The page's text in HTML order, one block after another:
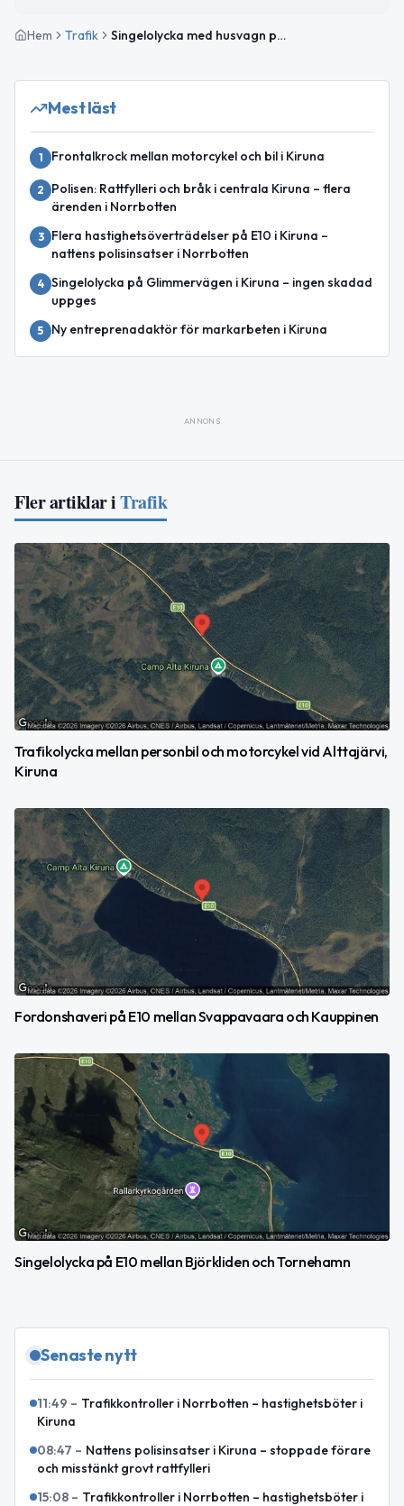
Hem Trafik Singelolycka med husvagn på E10 mellan Torneträsk och Abisko avslutad
Mest läst
1 Frontalkrock mellan motorcykel och bil i Kiruna
2
Polisen: Rattfylleri och bråk i centrala Kiruna – flera
ärenden i Norrbotten
3
Flera hastighetsöverträdelser på E10 i Kiruna –
nattens polisinsatser i Norrbotten
4 Singelolycka på Glimmervägen i Kiruna – ingen skadad
uppges
5 Ny entreprenadaktör för markarbeten i Kiruna
ANNONS
Fler artiklar iTrafik
Trafikolycka mellan personbil och motorcykel vid Alttajärvi,
Kiruna
Fordonshaveri på E10 mellan Svappavaara och Kauppinen
Singelolycka på E10 mellan Björkliden och Tornehamn
Senaste nytt
11:49 – Trafikkontroller i Norrbotten – hastighetsböter i
Kiruna
08:47 – Nattens polisinsatser i Kiruna – stoppade förare
och misstänkt grovt rattfylleri
15:08 – Trafikkontroller i Norrbotten – hastighetsböter i